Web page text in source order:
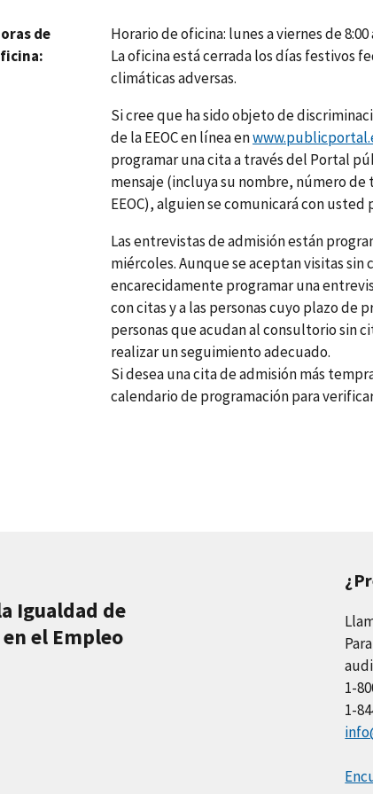
de
Horario de oficina: lunes a viernes de 8:00
La oficina está cerrada los días festivos
climáticas adversas.
Si cree que ha sido objeto de
de la EEOC en línea en
programar una cita a través del Portal
mensaje (incluya su nombre, número
EEOC), alguien se comunicará con usted
Las entrevistas de admisión están
miércoles. Aunque se aceptan visitas sin
encarecidamente programar una
con citas y a las personas cuyo plazo de
personas que acudan al consultorio sin
realizar un seguimiento adecuado.
Si desea una cita de admisión más
calendario de programación para
Igualdad de
el Empleo
1-
1-